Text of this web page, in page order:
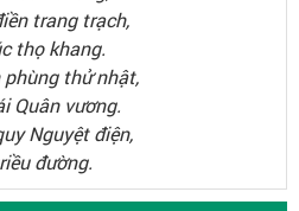
trang trạch,
thọ khang.
thử nhật,
Quân vương.
Nguyệt điện,
đường.